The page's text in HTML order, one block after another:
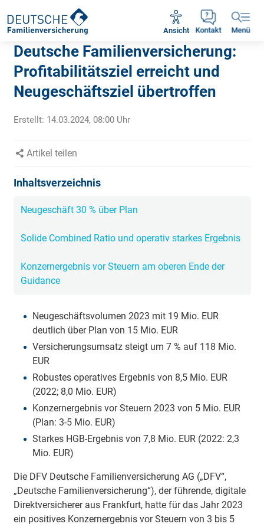
Kontakt
Ansicht Menü
Rückruf vereinbaren
Deutsche Familienversicherung:
Profitabilitätsziel erreicht und
Neugeschäftsziel übertroffen
Erstellt: 14.03.2024, 08:00Uhr
Artikel teilen
Neugeschäftsvolumen 2023 mit 19 Mio. EUR
deutlich über Plan von 15 Mio. EUR
Versicherungsumsatz steigt um 7 % auf 118 Mio.
EUR
Robustes operatives Ergebnis von 8,5 Mio. EUR
(2022; 8,0 Mio. EUR)
Konzernergebnis vor Steuern 2023 von 5 Mio. EUR
(Plan: 3-5 Mio. EUR)
Starkes HGB-Ergebnis von 7,8 Mio. EUR (2022: 2,3
Mio. EUR)
Die DFV Deutsche Familienversicherung AG („DFV“,
„Deutsche Familienversicherung“), der führende, digitale
Direktversicherer aus Frankfurt, hatte für das Jahr 2023
ein positives Konzernergebnis vor Steuern von 3 bis 5
Inhaltsverzeichnis
Neugeschäft 30 % über Plan
Solide Combined Ratio und operativ starkes Ergebnis
Konzernergebnis vor Steuern am oberen Ende der
Guidance